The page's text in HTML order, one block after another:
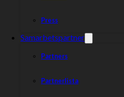
Press
Samarbetspartner
Partners
Partnerlista